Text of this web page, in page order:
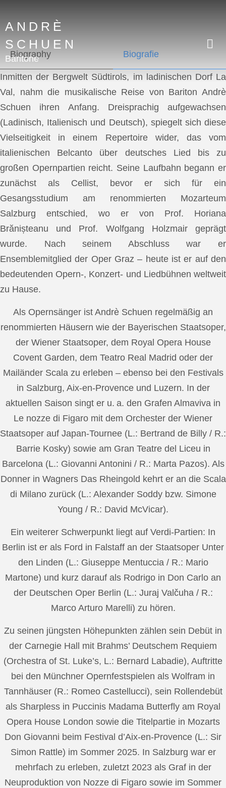
ANDRÈ
SCHUEN
Baritone
Biography Biografie
Inmitten der Bergwelt Südtirols, im ladinischen Dorf La
Val, nahm die musikalische Reise von Bariton Andrè
Schuen ihren Anfang. Dreisprachig aufgewachsen
(Ladinisch, Italienisch und Deutsch), spiegelt sich diese
Vielseitigkeit in einem Repertoire wider, das vom
italienischen Belcanto über deutsches Lied bis zu
großen Opernpartien reicht. Seine Laufbahn begann er
zunächst als Cellist, bevor er sich für ein
Gesangsstudium am renommierten Mozarteum
Salzburg entschied, wo er von Prof. Horiana
Brănișteanu und Prof. Wolfgang Holzmair geprägt
wurde. Nach seinem Abschluss war er
Ensemblemitglied der Oper Graz – heute ist er auf den
bedeutenden Opern-, Konzert- und Liedbühnen weltweit
zu Hause.
Als Opernsänger ist Andrè Schuen regelmäßig an
renommierten Häusern wie der Bayerischen Staatsoper,
der Wiener Staatsoper, dem Royal Opera House
Covent Garden, dem Teatro Real Madrid oder der
Mailänder Scala zu erleben – ebenso bei den Festivals
in Salzburg, Aix-en-Provence und Luzern. In der
aktuellen Saison singt er u. a. den Grafen Almaviva in
Le nozze di Figaro mit dem Orchester der Wiener
Staatsoper auf Japan-Tournee (L.: Bertrand de Billy / R.:
Barrie Kosky) sowie am Gran Teatre del Liceu in
Barcelona (L.: Giovanni Antonini / R.: Marta Pazos). Als
Donner in Wagners Das Rheingold kehrt er an die Scala
di Milano zurück (L.: Alexander Soddy bzw. Simone
Young / R.: David McVicar).
Ein weiterer Schwerpunkt liegt auf Verdi-Partien: In
Berlin ist er als Ford in Falstaff an der Staatsoper Unter
den Linden (L.: Giuseppe Mentuccia / R.: Mario
Martone) und kurz darauf als Rodrigo in Don Carlo an
der Deutschen Oper Berlin (L.: Juraj Valčuha / R.:
Marco Arturo Marelli) zu hören.
Zu seinen jüngsten Höhepunkten zählen sein Debüt in
der Carnegie Hall mit Brahms’ Deutschem Requiem
(Orchestra of St. Luke’s, L.: Bernard Labadie), Auftritte
bei den Münchner Opernfestspielen als Wolfram in
Tannhäuser (R.: Romeo Castellucci), sein Rollendebüt
als Sharpless in Puccinis Madama Butterfly am Royal
Opera House London sowie die Titelpartie in Mozarts
Don Giovanni beim Festival d’Aix-en-Provence (L.: Sir
Simon Rattle) im Sommer 2025. In Salzburg war er
mehrfach zu erleben, zuletzt 2023 als Graf in der
Neuproduktion von Nozze di Figaro sowie im Sommer